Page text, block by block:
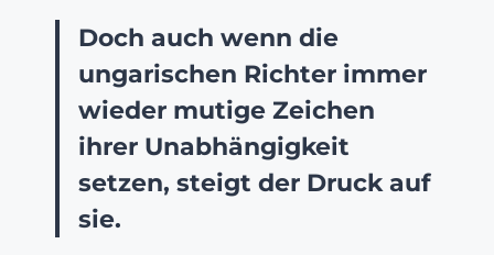
Doch auch wenn die
ungarischen Richter immer
wieder mutige Zeichen
ihrer Unabhängigkeit
setzen, steigt der Druck auf
sie.